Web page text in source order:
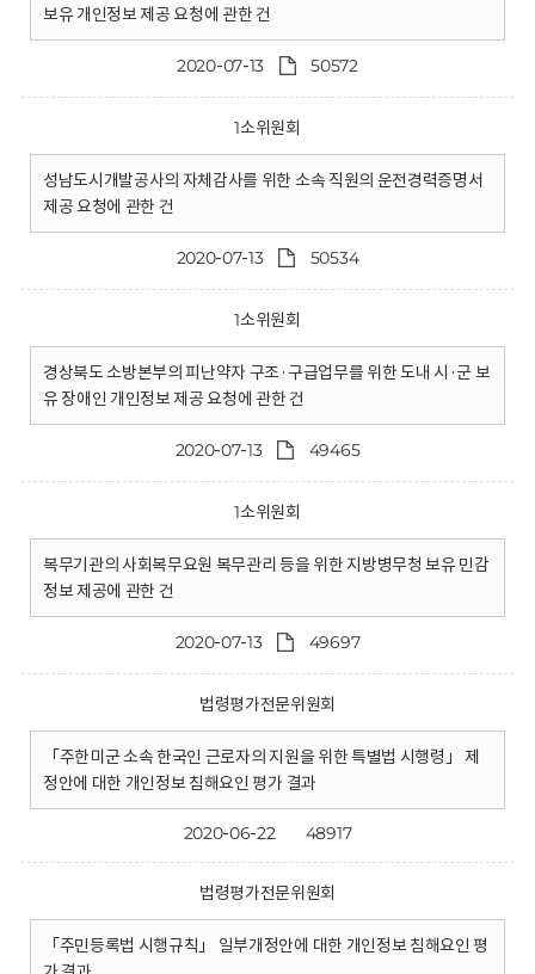
보유 개인정보 제공 요청에 관한 건
2020-07-13 50572
1소위원회
성남도시개발공사의 자체감사를 위한 소속 직원의 운전경력증명서
제공 요청에 관한 건
2020-07-13 50534
1소위원회
경상북도 소방본부의 피난약자 구조·구급업무를 위한 도내 시·군 보
유 장애인 개인정보 제공 요청에 관한 건
2020-07-13 49465
1소위원회
복무기관의 사회복무요원 복무관리 등을 위한 지방병무청 보유 민감
정보 제공에 관한 건
2020-07-13 49697
법령평가전문위원회
「주한미군 소속 한국인 근로자의 지원을 위한 특별법 시행령」 제
정안에 대한 개인정보 침해요인 평가 결과
2020-06-22 48917
법령평가전문위원회
「주민등록법 시행규칙」 일부개정안에 대한 개인정보 침해요인 평